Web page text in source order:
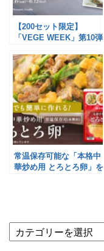
【200セット限定】
「VEGE WEEK」第10弾
常温保存可能な「本格中
華炒め用 とろとろ卵」を